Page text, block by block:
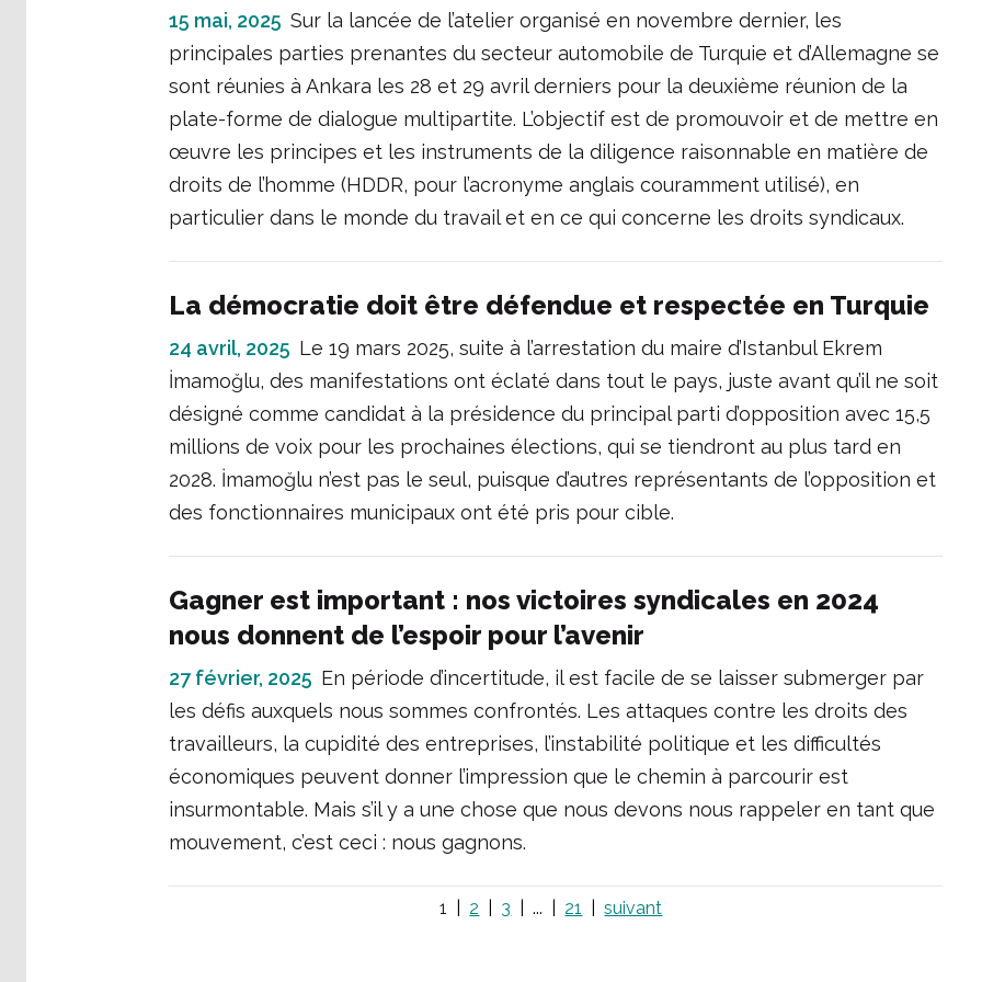
15 mai, 2025 Sur la lancée de l’atelier organisé en novembre dernier, les
principales parties prenantes du secteur automobile de Turquie et d’Allemagne se
sont réunies à Ankara les 28 et 29 avril derniers pour la deuxième réunion de la
plate-forme de dialogue multipartite. L’objectif est de promouvoir et de mettre en
œuvre les principes et les instruments de la diligence raisonnable en matière de
droits de l’homme (HDDR, pour l’acronyme anglais couramment utilisé), en
particulier dans le monde du travail et en ce qui concerne les droits syndicaux.
La démocratie doit être défendue et respectée en Turquie
24 avril, 2025 Le 19 mars 2025, suite à l’arrestation du maire d’Istanbul Ekrem
İmamoğlu, des manifestations ont éclaté dans tout le pays, juste avant qu’il ne soit
désigné comme candidat à la présidence du principal parti d’opposition avec 15,5
millions de voix pour les prochaines élections, qui se tiendront au plus tard en
2028. İmamoğlu n’est pas le seul, puisque d’autres représentants de l’opposition et
des fonctionnaires municipaux ont été pris pour cible.
Gagner est important : nos victoires syndicales en 2024
nous donnent de l’espoir pour l’avenir
27 février, 2025 En période d’incertitude, il est facile de se laisser submerger par
les défis auxquels nous sommes confrontés. Les attaques contre les droits des
travailleurs, la cupidité des entreprises, l’instabilité politique et les difficultés
économiques peuvent donner l’impression que le chemin à parcourir est
insurmontable. Mais s’il y a une chose que nous devons nous rappeler en tant que
mouvement, c’est ceci : nous gagnons.
1 2 3 ... 21 suivant